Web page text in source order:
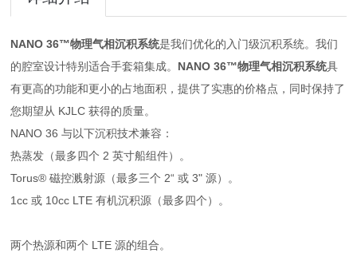
NANO 36™物理气相沉积系统是我们优化的入门级沉积系统。我们
的腔室设计特别适合手套箱集成。 NANO 36™物理气相沉积系统具
有更高的功能和更小的占地面积，提供了实惠的价格点，同时保持了
您期望从 KJLC 获得的质量。
NANO 36 与以下沉积技术兼容：
热蒸发（最多四个 2 英寸船组件）。
Torus® 磁控溅射源（最多三个 2“ 或 3" 源）。
1cc 或 10cc LTE 有机沉积源（最多四个）。
两个热源和两个 LTE 源的组合。